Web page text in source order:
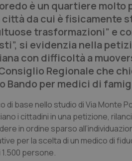
è un quartiere
da cui è fisicamente
trasformazioni” e
si evidenzia nella
con difficoltà a
Regionale che
Bando per medici di
di base nello studio di Via Monte
i cittadini in una petizione,
in ordine sparso
per la scelta di un medico di
persone.